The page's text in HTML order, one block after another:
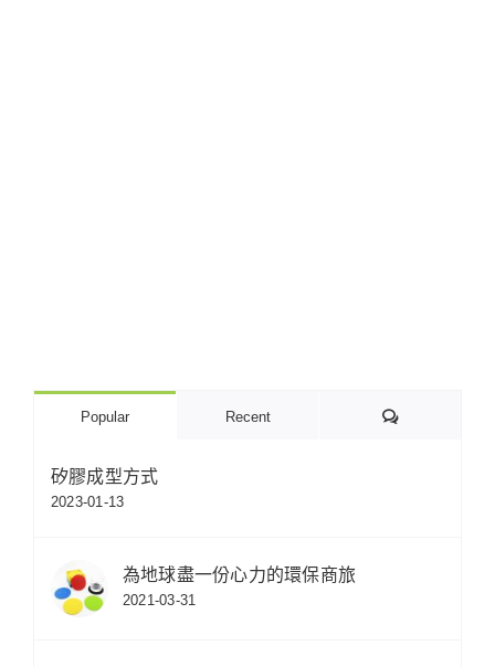
Popular Recent Comments
矽膠成型方式
2023-01-13
為地球盡一份心力的環保商旅
2021-03-31